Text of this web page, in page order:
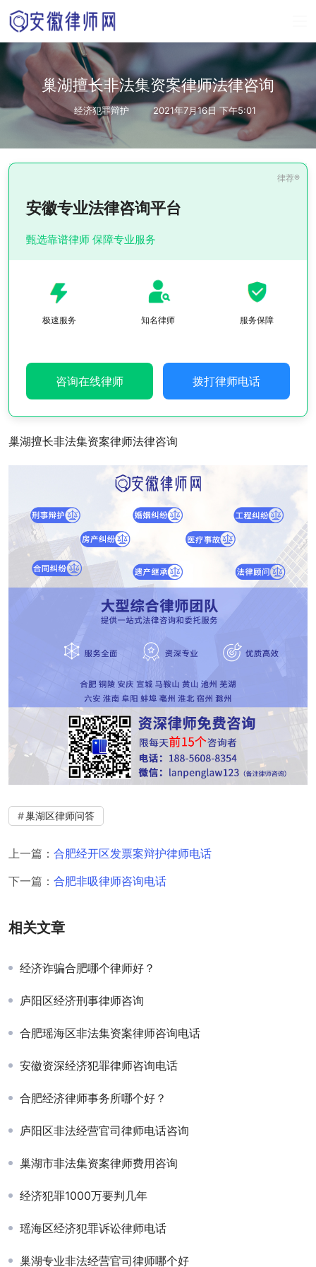
巢湖擅长非法集资案律师法律咨询
经济犯罪辩护 2021年7月16日 下午5:01
安徽专业法律咨询平台
甄选靠谱律师 保障专业服务
极速服务 知名律师 服务保障
咨询在线律师 拨打律师电话
巢湖擅长非法集资案律师法律咨询
巢湖区律师问答
上一篇： 合肥经开区发票案辩护律师电话
下一篇： 合肥非吸律师咨询电话
相关文章
经济诈骗合肥哪个律师好？
庐阳区经济刑事律师咨询
合肥瑶海区非法集资案律师咨询电话
安徽资深经济犯罪律师咨询电话
合肥经济律师事务所哪个好？
庐阳区非法经营官司律师电话咨询
巢湖市非法集资案律师费用咨询
经济犯罪1000万要判几年
瑶海区经济犯罪诉讼律师电话
巢湖专业非法经营官司律师哪个好